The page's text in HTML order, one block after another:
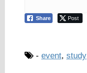
Share Post
- event, study